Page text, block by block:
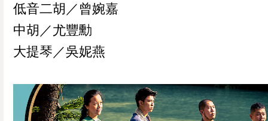
低音二胡／曾婉嘉
中胡／尤豐勳
大提琴／吳妮燕